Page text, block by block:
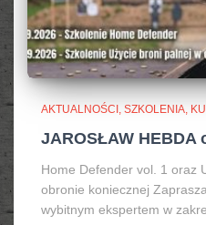
AKTUALNOŚCI, SZKOLENIA,
JAROSŁAW HEBDA
Home Defender vol. 1 oraz
obronie koniecznej
wybitnym ekspertem w